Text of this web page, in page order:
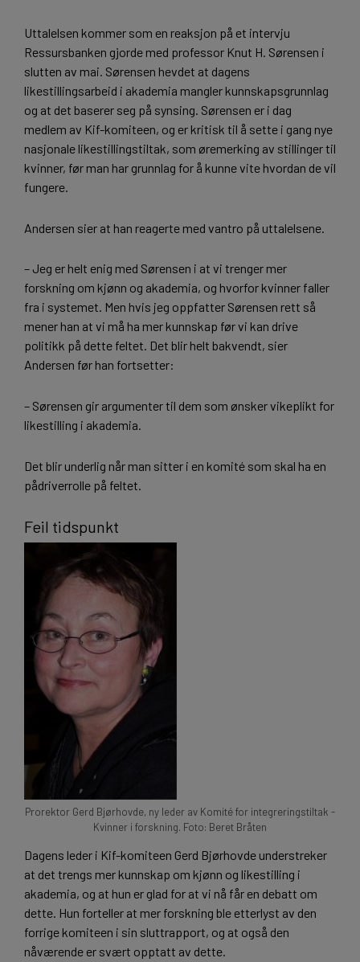
Uttalelsen kommer som en reaksjon på et intervju
Ressursbanken gjorde med professor Knut H. Sørensen i
slutten av mai. Sørensen hevdet at dagens
likestillingsarbeid i akademia mangler kunnskapsgrunnlag
og at det baserer seg på synsing. Sørensen er i dag
medlem av Kif-komiteen, og er kritisk til å sette i gang nye
nasjonale likestillingstiltak, som øremerking av stillinger til
kvinner, før man har grunnlag for å kunne vite hvordan de vil
fungere.
Andersen sier at han reagerte med vantro på uttalelsene.
– Jeg er helt enig med Sørensen i at vi trenger mer
forskning om kjønn og akademia, og hvorfor kvinner faller
fra i systemet. Men hvis jeg oppfatter Sørensen rett så
mener han at vi må ha mer kunnskap før vi kan drive
politikk på dette feltet. Det blir helt bakvendt, sier
Andersen før han fortsetter:
– Sørensen gir argumenter til dem som ønsker vikeplikt for
likestilling i akademia.
Det blir underlig når man sitter i en komité som skal ha en
pådriverrolle på feltet.
Feil tidspunkt
Prorektor Gerd Bjørhovde, ny leder av Komité for integreringstiltak -
Kvinner i forskning. Foto: Beret Bråten
Dagens leder i Kif-komiteen Gerd Bjørhovde understreker
at det trengs mer kunnskap om kjønn og likestilling i
akademia, og at hun er glad for at vi nå får en debatt om
dette. Hun forteller at mer forskning ble etterlyst av den
forrige komiteen i sin sluttrapport, og at også den
nåværende er svært opptatt av dette.